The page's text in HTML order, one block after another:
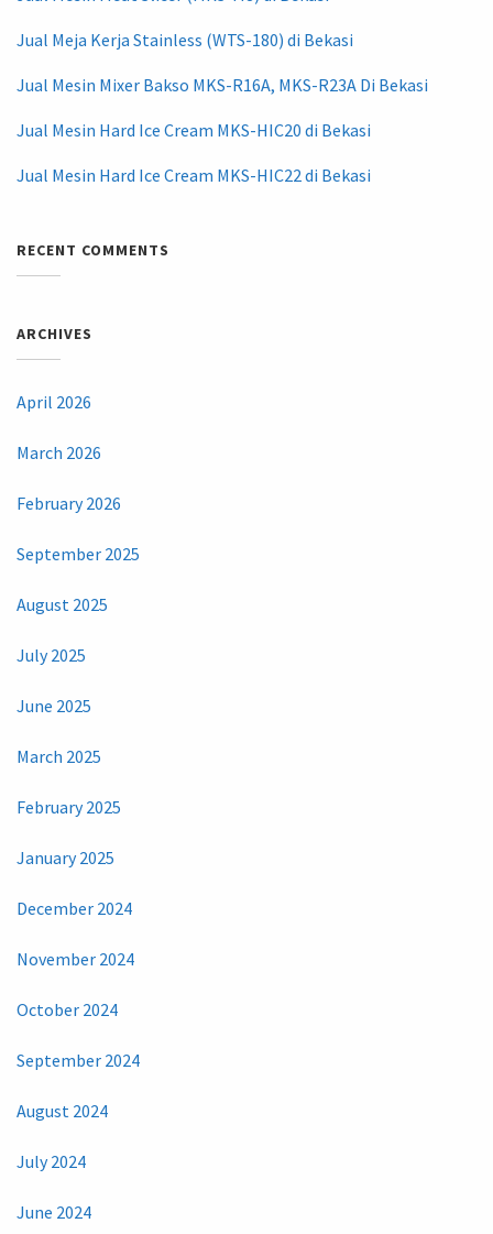
Jual Meja Kerja Stainless (WTS-180) di Bekasi
Jual Mesin Mixer Bakso MKS-R16A, MKS-R23A Di Bekasi
Jual Mesin Hard Ice Cream MKS-HIC20 di Bekasi
Jual Mesin Hard Ice Cream MKS-HIC22 di Bekasi
RECENT COMMENTS
ARCHIVES
April 2026
March 2026
February 2026
September 2025
August 2025
July 2025
June 2025
March 2025
February 2025
January 2025
December 2024
November 2024
October 2024
September 2024
August 2024
July 2024
June 2024